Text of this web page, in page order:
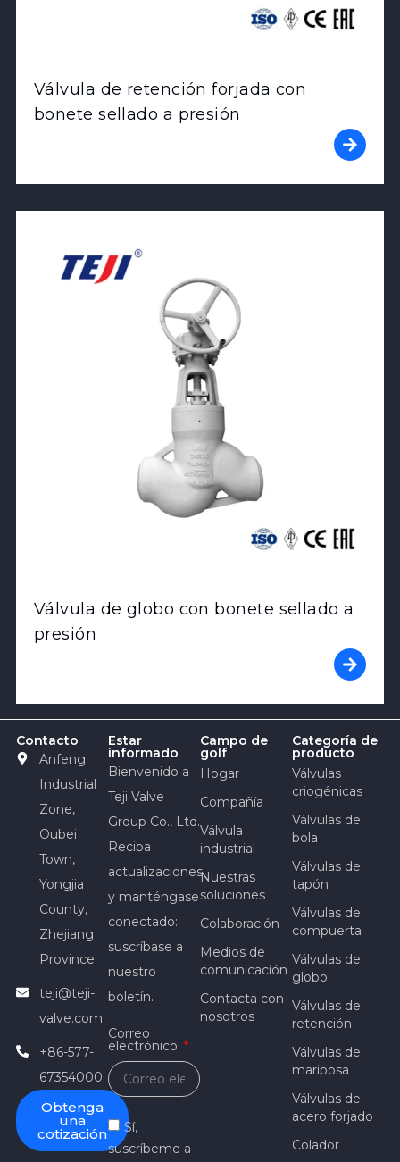
Válvula de retención forjada con
bonete sellado a presión
Válvula de globo con bonete sellado a
presión
Contacto
Anfeng
Industrial
Zone,
Oubei
Town,
Yongjia
County,
Zhejiang
Province
teji@teji-
valve.com
+86-577-
67354000
Obtenga
una
cotización
Estar
informado
Bienvenido a
Teji Valve
Group Co., Ltd.
Reciba
actualizaciones
y manténgase
conectado:
suscríbase a
nuestro
boletín.
Correo
electrónico
Sí,
suscríbeme a
Campo de
golf
Hogar
Compañía
Válvula
industrial
Nuestras
soluciones
Colaboración
Medios de
comunicación
Contacta con
nosotros
Categoría de
producto
Válvulas
criogénicas
Válvulas de
bola
Válvulas de
tapón
Válvulas de
compuerta
Válvulas de
globo
Válvulas de
retención
Válvulas de
mariposa
Válvulas de
acero forjado
Colador